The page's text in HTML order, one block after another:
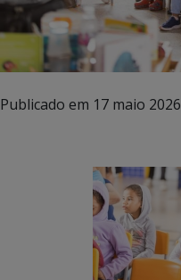
Publicado em 17 maio 2026